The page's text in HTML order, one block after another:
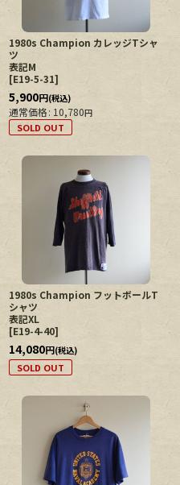
1980s Champion カレッジTシャ
ツ
表記M
[E19-5-31]
5,900円(税込)
通常価格: 10,780円
SOLD OUT
1980s Champion フットボールT
シャツ
表記XL
[E19-4-40]
14,080円(税込)
SOLD OUT